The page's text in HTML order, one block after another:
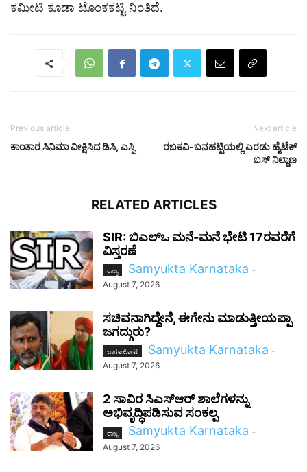
ಕಮೀಟಿ ಕೂಡಾ ಟೊಂಕಕಟ್ಟಿ ನಿಂತಿದೆ.
Previous article
ಕಾಂತಾರ ಸಿನಿಮಾ ವೀಕ್ಷಿಸಿದ ಡಿಸಿ, ಎಸ್ಪಿ
Next article
ರಬಕವಿ-ಬನಹಟ್ಟಿಯಲ್ಲಿ ಎರಡು ಹೈಟೆಕ್
ಬಸ್ ನಿಲ್ದಾಣ
RELATED ARTICLES
SIR: ಬಿಎಲ್ಒ ಮನೆ-ಮನೆ ಭೇಟಿ 17ರವರೆಗೆ
ವಿಸ್ತರಣೆ
ರಾಜ್ಯ Samyukta Karnataka -
August 7, 2026
ಸಚಿವನಾಗಿದ್ದೇನೆ, ಈಗೇನು ಮಾಡುತ್ತೀಯಪ್ಪಾ
ಜಗದ್ಗುರು?
ಬಾಗಲಕೋಟೆ Samyukta Karnataka -
August 7, 2026
2 ಸಾವಿರ ಸಿಎಸ್‌ಆರ್ ಶಾಲೆಗಳನ್ನು
ಅಭಿವೃದ್ಧಿಪಡಿಸುವ ಸಂಕಲ್ಪ
ರಾಜ್ಯ Samyukta Karnataka -
August 7, 2026